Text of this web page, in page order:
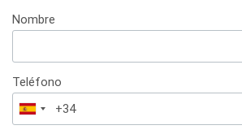
Nombre
Teléfono
España
+34